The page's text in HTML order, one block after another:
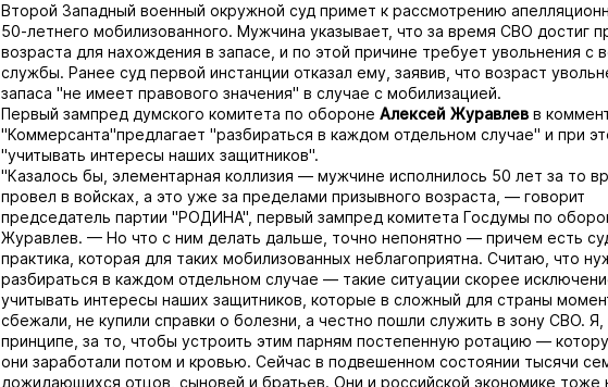
Второй Западный военный окружной суд примет к рассмотрению
50-летнего мобилизованного. Мужчина указывает, что за время СВО достиг
возраста для нахождения в запасе, и по этой причине требует увольнения с
службы. Ранее суд первой инстанции отказал ему, заявив, что возраст
запаса "не имеет правового значения" в случае с мобилизацией.
Первый зампред думского комитета по обороне Алексей Журавлевв
"Коммерсанта"предлагает "разбираться в каждом отдельном случае" и при
"учитывать интересы наших защитников".
"Казалось бы, элементарная коллизия — мужчине исполнилось 50 лет за то
провел в войсках, а это уже за пределами призывного возраста, — говорит
председатель партии "РОДИНА", первый зампред комитета Госдумы по
Журавлев. — Но что с ним делать дальше, точно непонятно — причем есть
практика, которая для таких мобилизованных неблагоприятна. Считаю, что
разбираться в каждом отдельном случае — такие ситуации скорее
учитывать интересы наших защитников, которые в сложный для страны
сбежали, не купили справки о болезни, а честно пошли служить в зону СВО. Я,
принципе, за то, чтобы устроить этим парням постепенную ротацию —
они заработали потом и кровью. Сейчас в подвешенном состоянии тысячи
дожидающихся отцов, сыновей и братьев. Они и российской экономике тоже